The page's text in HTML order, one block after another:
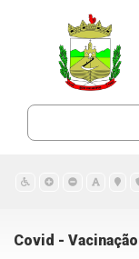
Covid - Vacinação